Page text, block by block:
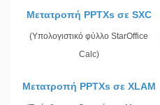
Μετατροπή PPTXs σε SXC
(Υπολογιστικό φύλλο StarOffice
Calc)
Μετατροπή PPTXs σε XLAM